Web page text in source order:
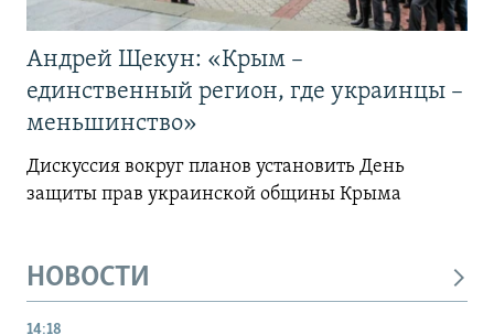
Андрей Щекун: «Крым –
единственный регион, где украинцы –
меньшинство»
Дискуссия вокруг планов установить День
защиты прав украинской общины Крыма
НОВОСТИ
14:18